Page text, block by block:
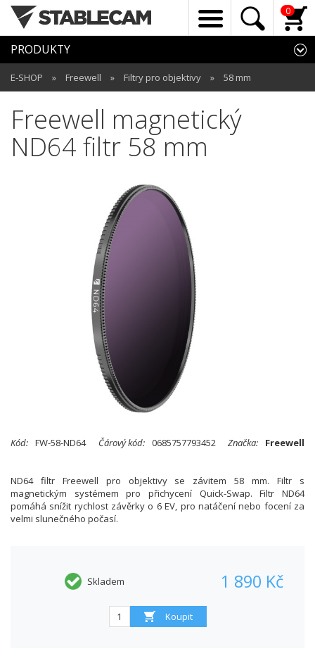
0
PRODUKTY
E-SHOP » Freewell » Filtry pro objektivy » 58 mm
Freewell magnetický
ND64 filtr 58 mm
Kód: FW-58-ND64 Čárový kód: 0685757793452 Značka: Freewell
ND64 filtr Freewell pro objektivy se závitem 58 mm. Filtr s
magnetickým systémem pro přichycení Quick-Swap. Filtr ND64
pomáhá snížit rychlost závěrky o 6 EV, pro natáčení nebo focení za
velmi slunečného počasí.
Skladem 1 890 Kč